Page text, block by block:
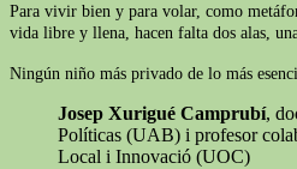
Para vivir bien y para volar, como
vida libre y llena, hacen falta dos alas,
Ningún niño más privado de lo más
Josep Xurigué Camprubí,
Políticas (UAB) i profesor
Local i Innovació (UOC)